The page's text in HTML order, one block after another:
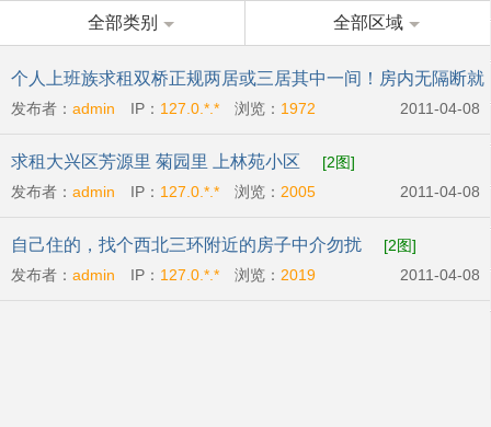
全部类别 全部区域
个人上班族求租双桥正规两居或三居其中一间！房内无隔断就
行
[2图]
发布者： admin IP： 127.0.*.* 浏览： 1972 2011-04-08
求租大兴区芳源里 菊园里 上林苑小区
[2图]
发布者： admin IP： 127.0.*.* 浏览： 2005 2011-04-08
自己住的，找个西北三环附近的房子中介勿扰
[2图]
发布者： admin IP： 127.0.*.* 浏览： 2019 2011-04-08